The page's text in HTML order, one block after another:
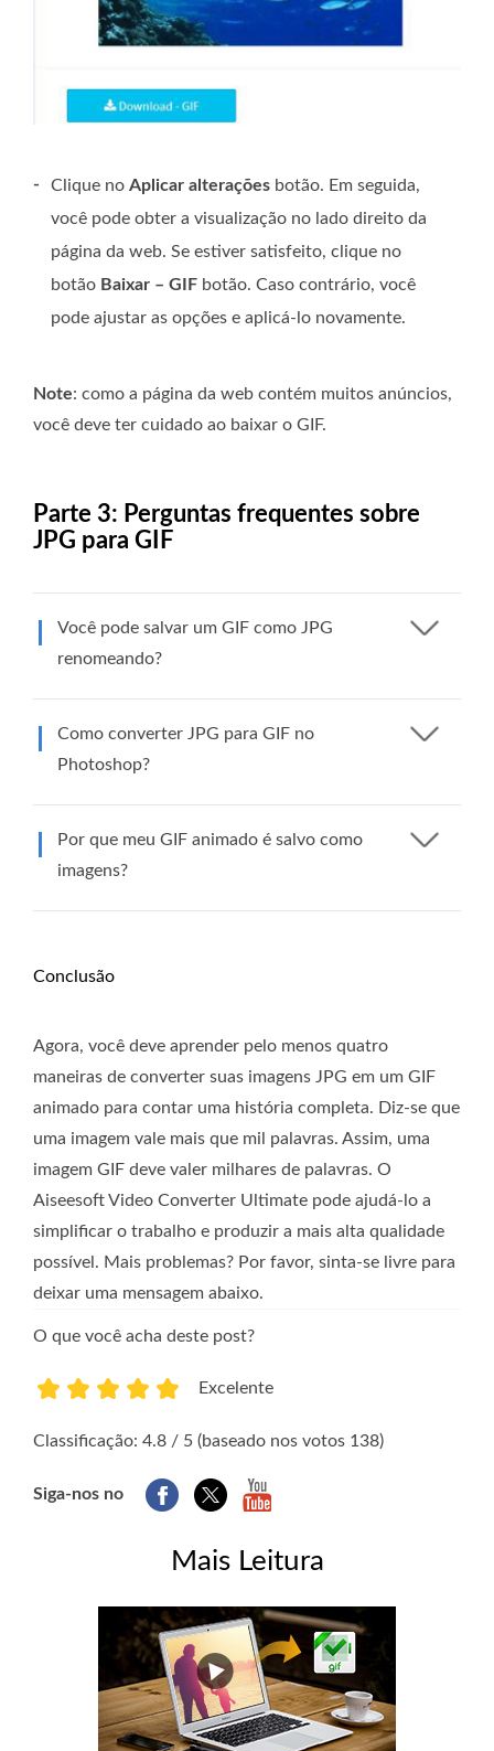
- Clique no Aplicar alterações botão. Em seguida,
você pode obter a visualização no lado direito da
página da web. Se estiver satisfeito, clique no
botão Baixar – GIF botão. Caso contrário, você
pode ajustar as opções e aplicá-lo novamente.
Note: como a página da web contém muitos anúncios,
você deve ter cuidado ao baixar o GIF.
Parte 3: Perguntas frequentes sobre
JPG para GIF
Você pode salvar um GIF como JPG
renomeando?
Como converter JPG para GIF no
Photoshop?
Por que meu GIF animado é salvo como
imagens?
Conclusão
Agora, você deve aprender pelo menos quatro
maneiras de converter suas imagens JPG em um GIF
animado para contar uma história completa. Diz-se que
uma imagem vale mais que mil palavras. Assim, uma
imagem GIF deve valer milhares de palavras. O
Aiseesoft Video Converter Ultimate pode ajudá-lo a
simplificar o trabalho e produzir a mais alta qualidade
possível. Mais problemas? Por favor, sinta-se livre para
deixar uma mensagem abaixo.
O que você acha deste post?
Excelente
Classificação: 4.8 / 5 (baseado nos votos 138)
Siga-nos no
Mais Leitura